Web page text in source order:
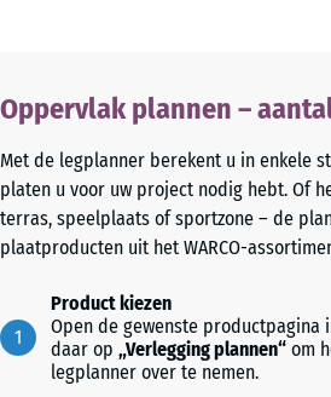
Oppervlak plannen –
Met de legplanner berekent u in enkele
platen u voor uw project nodig hebt. Of
terras, speelplaats of sportzone – de
plaatproducten uit het WARCO-
Product kiezen
Open de gewenste productpagina
daar op „Verlegging plannen“ om
legplanner over te nemen.